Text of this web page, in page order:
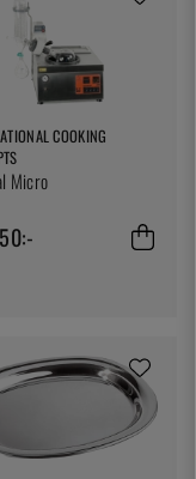
COOKING
Micro